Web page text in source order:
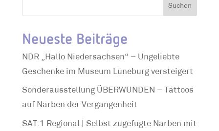
Suchen
Neueste Beiträge
NDR „Hallo Niedersachsen“ – Ungeliebte
Geschenke im Museum Lüneburg versteigert
Sonderausstellung ÜBERWUNDEN – Tattoos
auf Narben der Vergangenheit
SAT.1 Regional | Selbst zugefügte Narben mit